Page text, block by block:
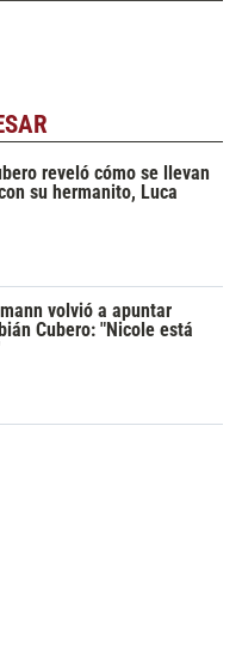
reveló cómo se llevan
su hermanito, Luca
volvió a apuntar
Cubero: "Nicole está